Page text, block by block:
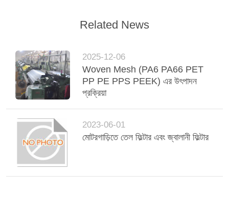
Related News
2025-12-06
Woven Mesh (PA6 PA66 PET
PP PE PPS PEEK) এর উৎপাদন
প্রক্রিয়া
2023-06-01
মোটরগাড়িতে তেল ফিল্টার এবং জ্বালানী ফিল্টার